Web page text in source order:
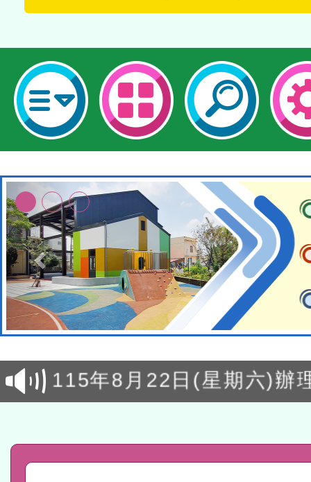
轉知經濟部水利署委託財
研究院辦理「115年表揚
位及節水達人選拔活動」
115年8月22日(星期六)辦
市孔廟祈福系列活動—儒
航」
2026年桃園地景藝術節教
「2026桃園藝術巡演」活